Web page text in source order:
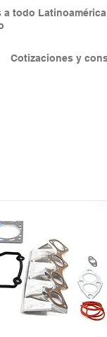
Cotizaciones y
a todo